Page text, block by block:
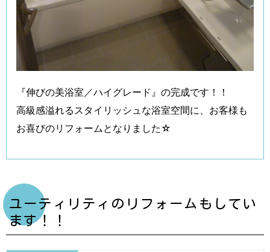
『伸びの美浴室／ハイグレード』の完成です！！
高級感溢れるスタイリッシュな浴室空間に、お客様も
お喜びのリフォームとなりました☆
ユーティリティのリフォームもしてい
ます！！